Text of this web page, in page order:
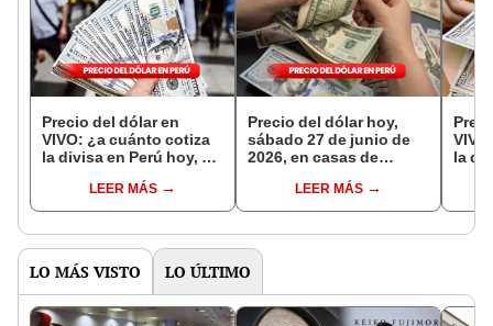
Precio del dólar en
VIVO: ¿a cuánto cotiza
la divisa en Perú hoy, 28
de cambio?
LEER MÁS
Precio del dólar hoy,
sábado 27 de junio de
2026, en casas de
otros canales
LEER MÁS
la
LO MÁS VISTO LO ÚLTIMO